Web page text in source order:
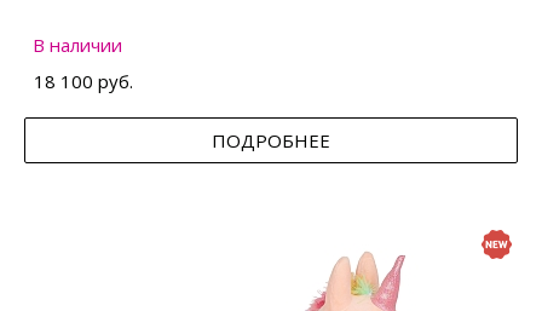
В наличии
18 100 руб.
ПОДРОБНЕЕ